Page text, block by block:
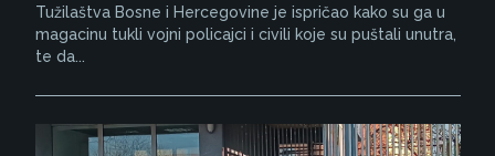
Tužilaštva Bosne i Hercegovine je ispričao kako su ga u
magacinu tukli vojni policajci i civili koje su puštali unutra,
te da...